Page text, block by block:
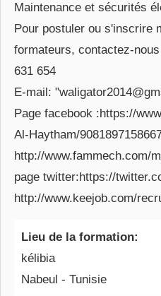
Maintenance et sécurités
Pour postuler ou s'inscrire
formateurs, contactez-
631 654
E-mail:
Page facebook :https://
Al-Haytham/
http://www.fammech.com/
page twitter:https://
http://www.keejob.com/
Lieu de la formation:
kélibia
Nabeul - Tunisie